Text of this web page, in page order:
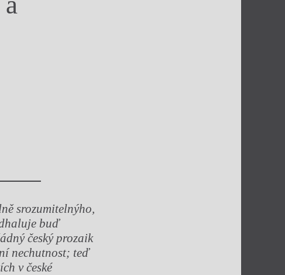
ěsrozumitelnýho,
buď
dný českýprozaik
ínechutnost; teď
ích včeské